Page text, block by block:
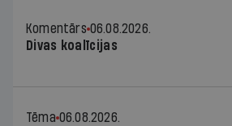
Komentārs 06.08.2026.
Divas koalīcijas
Tēma 06.08.2026.